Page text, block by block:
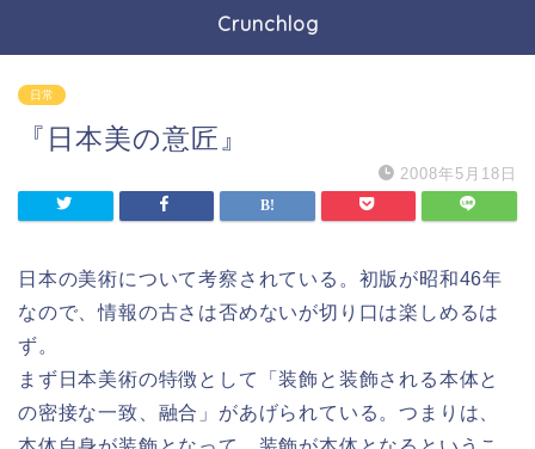
Crunchlog
日常
『日本美の意匠』
2008年5月18日
日本の美術について考察されている。初版が昭和46年
なので、情報の古さは否めないが切り口は楽しめるは
ず。
まず日本美術の特徴として「装飾と装飾される本体と
の密接な一致、融合」があげられている。つまりは、